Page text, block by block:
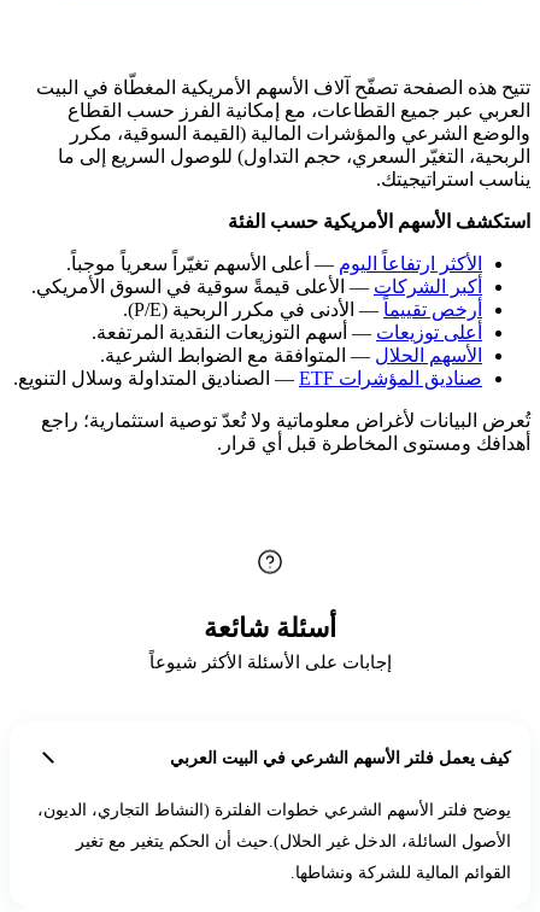
تتيح هذه الصفحة تصفّح آلاف الأسهم الأمريكية المغطّاة في البيت
العربي عبر جميع القطاعات، مع إمكانية الفرز حسب القطاع
والوضع الشرعي والمؤشرات المالية (القيمة السوقية، مكرر
الربحية، التغيّر السعري، حجم التداول) للوصول السريع إلى ما
يناسب استراتيجيتك.
استكشف الأسهم الأمريكية حسب الفئة
الأكثر ارتفاعاً اليوم — أعلى الأسهم تغيّراً سعرياً موجباً.
أكبر الشركات — الأعلى قيمةً سوقية في السوق الأمريكي.
أرخص تقييماً — الأدنى في مكرر الربحية (P/E).
أعلى توزيعات — أسهم التوزيعات النقدية المرتفعة.
الأسهم الحلال — المتوافقة مع الضوابط الشرعية.
صناديق المؤشرات ETF
— الصناديق المتداولة وسلال التنويع.
تُعرض البيانات لأغراض معلوماتية ولا تُعدّ توصية استثمارية؛ راجع
أهدافك ومستوى المخاطرة قبل أي قرار.
أسئلة شائعة
إجابات على الأسئلة الأكثر شيوعاً
كيف يعمل فلتر الأسهم الشرعي في البيت العربي
يوضح فلتر الأسهم الشرعي خطوات الفلترة (النشاط التجاري، الديون،
الأصول السائلة، الدخل غير الحلال).حيث أن الحكم يتغير مع تغير
القوائم المالية للشركة ونشاطها.